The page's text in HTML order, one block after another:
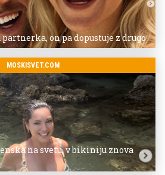
partnerka, on pa dopustuje z drugo
MOSKISVET.COM
na svetu, v bikiniju znova